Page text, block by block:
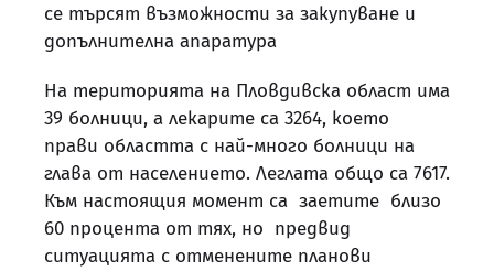
се търсят възможности за закупуване и
допълнителна апаратура
На територията на Пловдивска област има
39 болници, а лекарите са 3264, което
прави областта с най-много болници на
глава от населението. Леглата общо са 7617.
Към настоящия момент са заетите близо
60 процента от тях, но предвид
ситуацията с отменените планови